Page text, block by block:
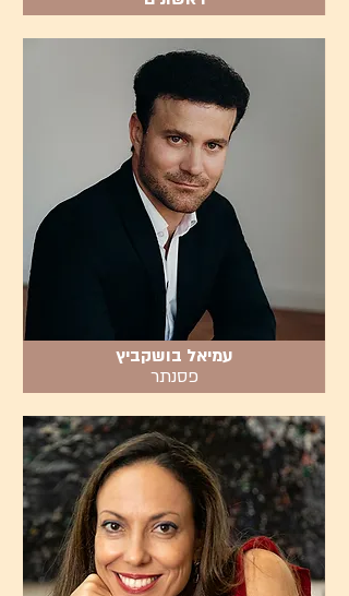
עמיאל בושקביץ
פסנתר